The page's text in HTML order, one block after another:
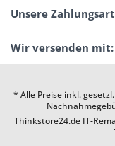
Unsere
Wir versenden mit:
* Alle Preise inkl.
Thinkstore24.de IT-